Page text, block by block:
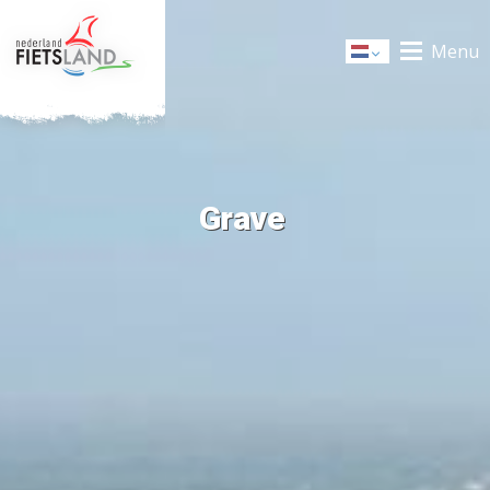
Dutch Menu
Grave